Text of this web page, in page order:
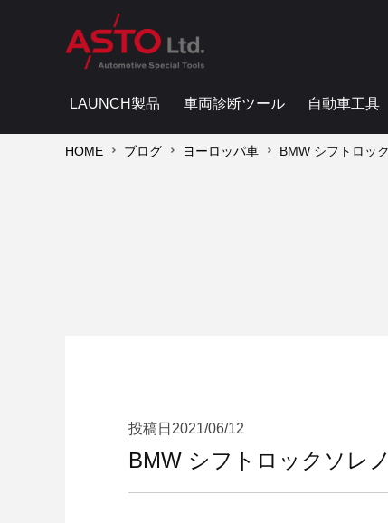
LAUNCH製品 車両診断ツール 自動車工具
HOME ブログ ヨーロッパ車 BMW シフトロッ
投稿日 2021/06/12
BMW シフトロックソレ